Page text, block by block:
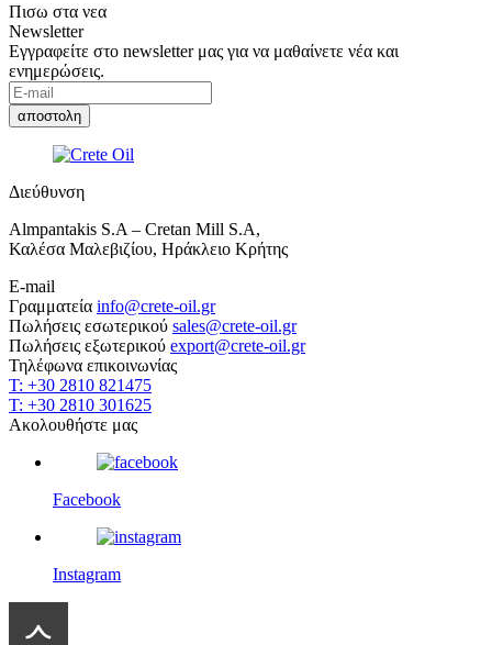
Πισω στα νεα
Newsletter
Εγγραφείτε στο newsletter μας για να μαθαίνετε νέα και
ενημερώσεις.
Διεύθυνση
Almpantakis S.A – Cretan Mill S.A,
Καλέσα Μαλεβιζίου, Ηράκλειο Κρήτης
E-mail
Γραμματεία info@crete-oil.gr
Πωλήσεις εσωτερικού sales@crete-oil.gr
Πωλήσεις εξωτερικού export@crete-oil.gr
Τηλέφωνα επικοινωνίας
T: +30 2810 821475
T: +30 2810 301625
Ακολουθήστε μας
Facebook
Instagram